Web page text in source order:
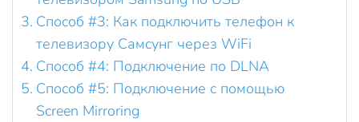
Способ #3: Как подключить телефон к
телевизору Самсунг через WiFi
Способ #4: Подключение по DLNA
Способ #5: Подключение с помощью
Screen Mirroring